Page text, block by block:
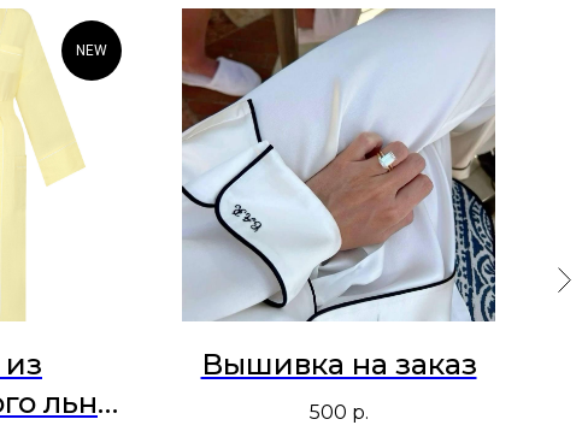
NEW
льна
Вышивка на заказ
500 р.